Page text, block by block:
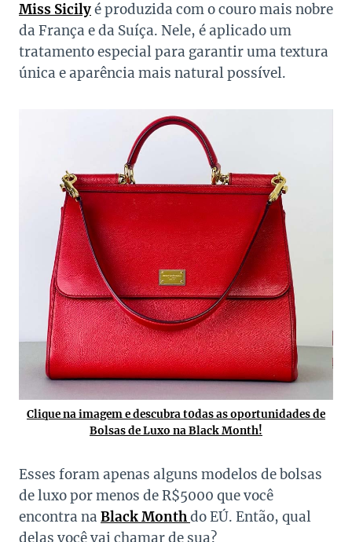
Miss Sicilyé produzida com o couro mais nobre
da França e da Suíça. Nele, é aplicado um
tratamento especial para garantir uma textura
única e aparência mais natural possível.
Clique na imagem e descubra t0das as oportunidades de
Bolsas de Luxo na Black Month!
Esses foram apenas alguns modelos de bolsas
de luxo por menos de R$5000 que você
encontra na Black Monthdo EÚ. Então, qual
delas você vai chamar de sua?